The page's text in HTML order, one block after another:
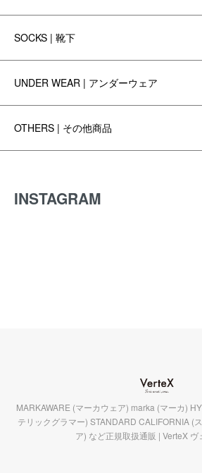
SOCKS | 靴下
UNDER WEAR | アンダーウェア
OTHERS | その他商品
INSTAGRAM
MARKAWARE (マーカウェア) marka (マーカ)
テリックグラマー) STANDARD CALIFORNIA (
ア) など正規取扱通販 | VerteX ヴ